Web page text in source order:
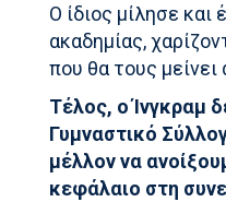
Ο ίδιος μίλησε και
ακαδημίας,
που θα τους μείνει
Τέλος, ο Ίνγκραμ
Γυμναστικό
μέλλον να
κεφάλαιο στη